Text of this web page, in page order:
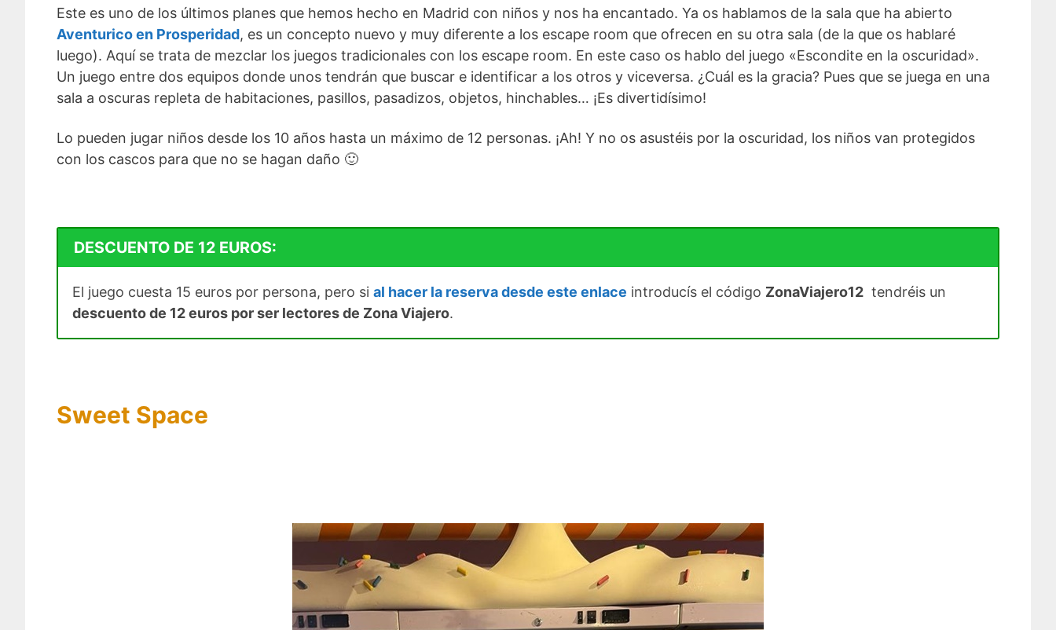
Este es uno de los últimos planes que hemos hecho en Madrid con niños y nos ha encantado. Ya os hablamos de la sala que ha abierto
Aventurico en Prosperidad, es un concepto nuevo y muy diferente a los escape room que ofrecen en su otra sala (de la que os hablaré
luego). Aquí se trata de mezclar los juegos tradicionales con los escape room. En este caso os hablo del juego «Escondite en la oscuridad».
Un juego entre dos equipos donde unos tendrán que buscar e identificar a los otros y viceversa. ¿Cuál es la gracia? Pues que se juega en una
sala a oscuras repleta de habitaciones, pasillos, pasadizos, objetos, hinchables… ¡Es divertidísimo!
Lo pueden jugar niños desde los 10 años hasta un máximo de 12 personas. ¡Ah! Y no os asustéis por la oscuridad, los niños van protegidos
con los cascos para que no se hagan daño 🙂
DESCUENTO DE 12 EUROS:
El juego cuesta 15 euros por persona, pero si al hacer la reserva desde este enlace introducís el código ZonaViajero12 tendréis un
descuento de 12 euros por ser lectores de Zona Viajero.
Sweet Space